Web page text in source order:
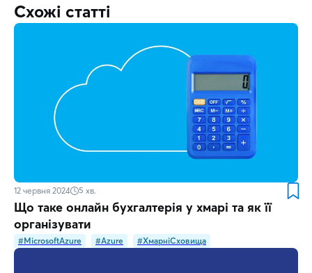
Схожі статті
12 червня 2024 5 хв.
Що таке онлайн бухгалтерія у хмарі та як її
організувати
#MicrosoftAzure #Azure #ХмарніСховища